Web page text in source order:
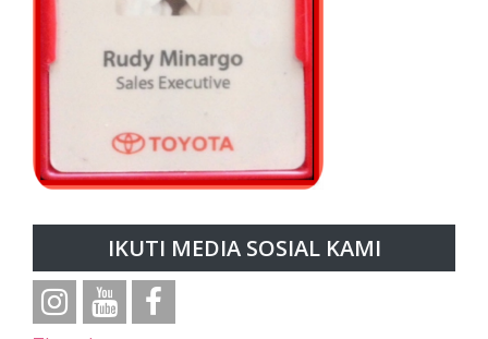
IKUTI MEDIA SOSIAL KAMI